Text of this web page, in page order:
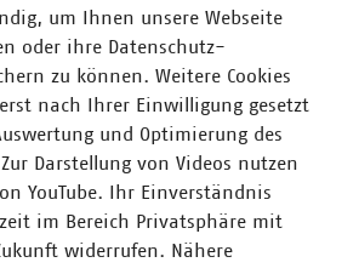
um Ihnen unsere Webseite
oder ihre Datenschutz-
zu können. Weitere Cookies
nach Ihrer Einwilligung gesetzt
und Optimierung des
Darstellung von Videos nutzen
YouTube. Ihr Einverständnis
im Bereich Privatsphäre mit
widerrufen. Nähere